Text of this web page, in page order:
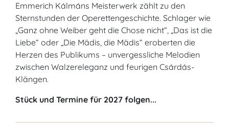
Emmerich Kálmáns Meisterwerk zählt zu den
Sternstunden der Operettengeschichte. Schlager wie
„Ganz ohne Weiber geht die Chose nicht“, „Das ist die
Liebe“ oder „Die Mädis, die Mädis“ eroberten die
Herzen des Publikums – unvergessliche Melodien
zwischen Walzereleganz und feurigen Csárdás-
Klängen.
Stück und Termine für 2027 folgen...